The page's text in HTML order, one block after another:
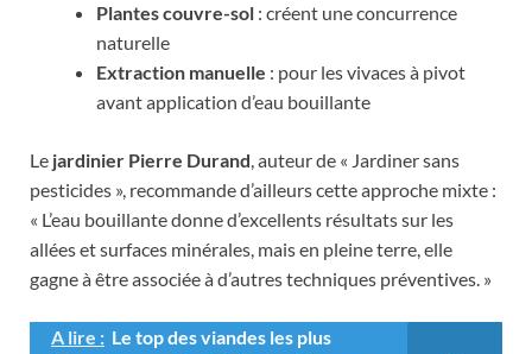
Plantes couvre-sol : créent une concurrence
naturelle
Extraction manuelle : pour les vivaces à pivot
avant application d’eau bouillante
Le jardinier Pierre Durand, auteur de « Jardiner sans
pesticides », recommande d’ailleurs cette approche mixte :
« L’eau bouillante donne d’excellents résultats sur les
allées et surfaces minérales, mais en pleine terre, elle
gagne à être associée à d’autres techniques préventives. »
A lire : Le top des viandes les plus